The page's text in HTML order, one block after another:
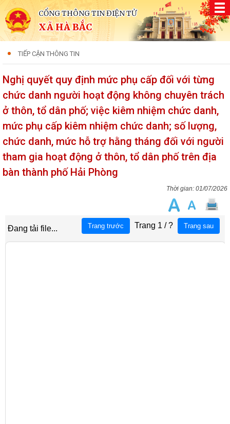
CỔNG THÔNG TIN ĐIỆN TỬ
XÃ HÀ BẮC
TIẾP CẬN THÔNG TIN
Nghị quyết quy định mức phụ cấp đối với từng
chức danh người hoạt động không chuyên trách
ở thôn, tổ dân phố; việc kiêm nhiệm chức danh,
mức phụ cấp kiêm nhiệm chức danh; số lượng,
chức danh, mức hỗ trợ hằng tháng đối với người
tham gia hoạt động ở thôn, tổ dân phố trên địa
bàn thành phố Hải Phòng
01/07/2026